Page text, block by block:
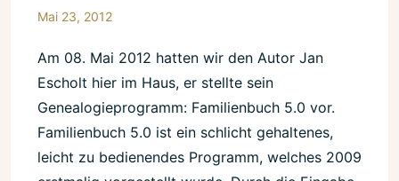
Mai 23, 2012
Am 08. Mai 2012 hatten wir den Autor Jan
Escholt hier im Haus, er stellte sein
Genealogieprogramm: Familienbuch 5.0 vor.
Familienbuch 5.0 ist ein schlicht gehaltenes,
leicht zu bedienendes Programm, welches 2009